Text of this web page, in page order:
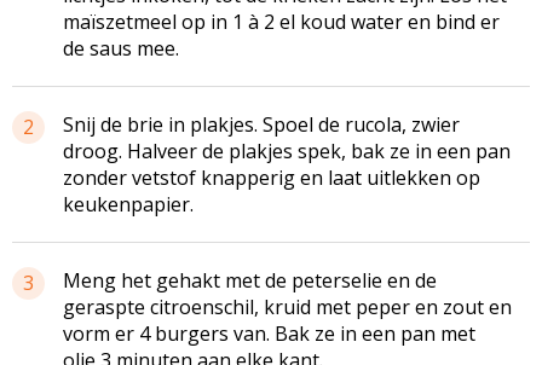
maïszetmeel op in 1 à 2 el koud water en bind er
de saus mee.
2
Snij de brie in plakjes. Spoel de rucola, zwier
droog. Halveer de plakjes spek, bak ze in een pan
zonder vetstof knapperig en laat uitlekken op
keukenpapier.
3
Meng het gehakt met de peterselie en de
geraspte citroenschil, kruid met peper en zout en
vorm er 4 burgers van. Bak ze in een pan met
olie 3 minuten aan elke kant.